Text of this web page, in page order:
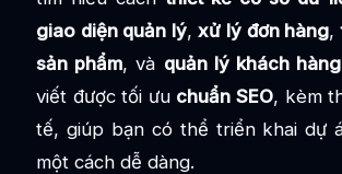
giao diện quản lý,xử lý đơn hàng,
sản phẩm, và quản lý khách hàng
viết được tối ưu chuẩn SEO, kèm
tế, giúp bạn có thể triển khai dự
một cách dễ dàng.